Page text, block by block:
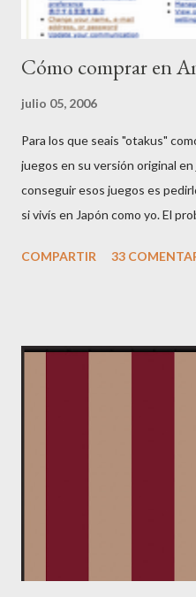
Cómo comprar en
julio 05, 2006
Para los que seais "otakus"
juegos en su versión original
conseguir esos juegos es
si vivís en Japón como yo. El
está en japonés. Por ello he
COMPARTIR 33